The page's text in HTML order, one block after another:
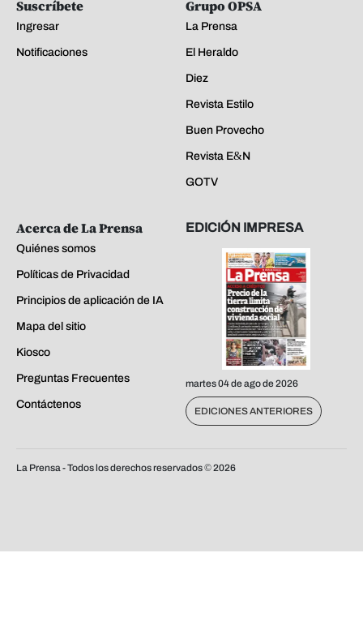
Suscríbete
Ingresar
Notificaciones
Grupo OPSA
La Prensa
El Heraldo
Diez
Revista Estilo
Buen Provecho
Revista E&N
GOTV
Acerca de La Prensa
Quiénes somos
Políticas de Privacidad
Principios de aplicación de IA
Mapa del sitio
Kiosco
Preguntas Frecuentes
Contáctenos
EDICIÓN IMPRESA
martes 04 de ago de 2026
EDICIONES ANTERIORES
La Prensa - Todos los derechos reservados ©2026